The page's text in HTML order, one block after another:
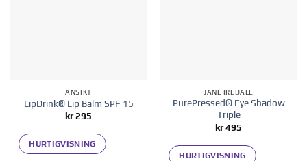
ANSIKT
LipDrink® Lip Balm SPF 15
kr295
HURTIGVISNING
JANE IREDALE
PurePressed® Eye Shadow
Triple
kr495
HURTIGVISNING